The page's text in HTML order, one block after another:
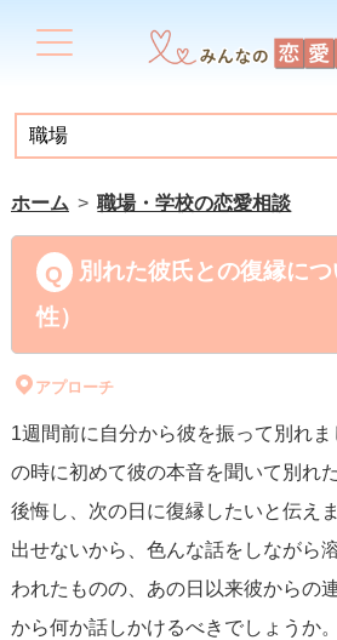
ホーム 職場・学校の恋愛相談
別れた彼氏との復縁に
性）
アプローチ
1週間前に自分から彼を振って別れ
の時に初めて彼の本音を聞いて別れ
後悔し、次の日に復縁したいと伝え
出せないから、色んな話をしながら
われたものの、あの日以来彼からの
から何か話しかけるべきでしょうか。